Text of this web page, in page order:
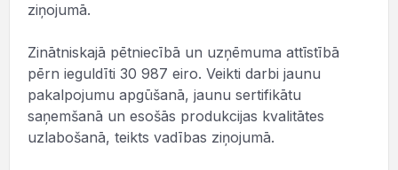
ziņojumā.
Zinātniskajā pētniecībā un uzņēmuma attīstībā
pērn ieguldīti 30 987 eiro. Veikti darbi jaunu
pakalpojumu apgūšanā, jaunu sertifikātu
saņemšanā un esošās produkcijas kvalitātes
uzlabošanā, teikts vadības ziņojumā.